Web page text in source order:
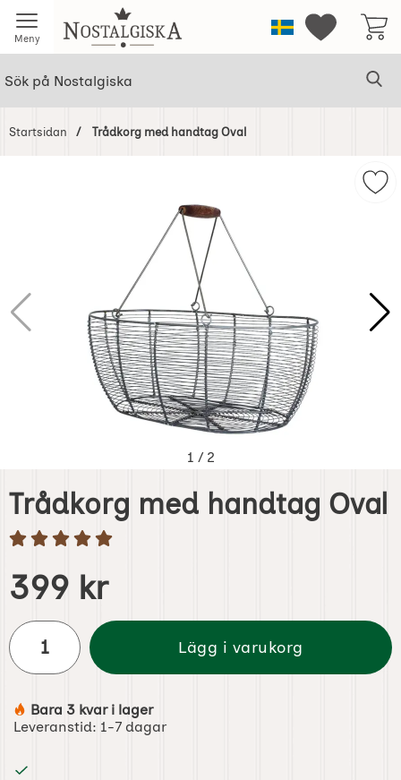
Meny Startsidan för NostalgiskaSverigeMina
Startsidan Trådkorg med handtag Oval
1 / 2
Trådkorg med handtag Oval
Handla denna produkt Trådkorg med handtag Oval
pris
399 kr
antal
Lägg i varukorg
Tillgänglighet:
Bara 3 kvar i lager
Leveranstid: 1-7 dagar